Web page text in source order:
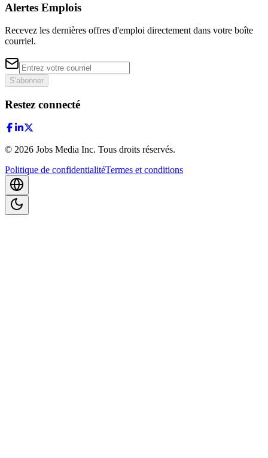
Alertes Emplois
Recevez les dernières offres d'emploi directement dans votre boîte
courriel.
S'abonner
Restez connecté
© 2026 Jobs Media Inc. Tous droits réservés.
Politique de confidentialitéTermes et conditions